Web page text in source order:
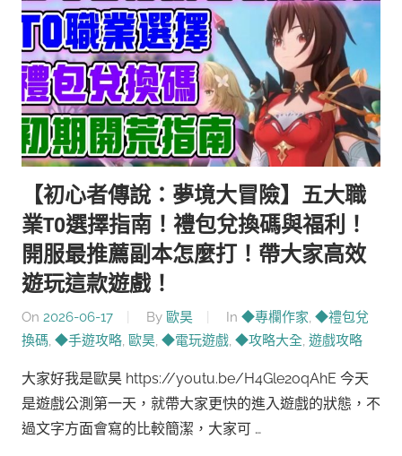
推
薦
媒
【初心者傳說：夢境大冒險】五大職
業T0選擇指南！禮包兌換碼與福利！
開服最推薦副本怎麼打！帶大家高效
遊玩這款遊戲！
On 2026-06-17 By 歐昊 In ◆專欄作家, ◆禮包兌
換碼, ◆手遊攻略, 歐昊, ◆電玩遊戲, ◆攻略大全, 遊戲攻略
大家好我是歐昊 https://youtu.be/H4Gle2oqAhE 今天
是遊戲公測第一天，就帶大家更快的進入遊戲的狀態，不
過文字方面會寫的比較簡潔，大家可 …